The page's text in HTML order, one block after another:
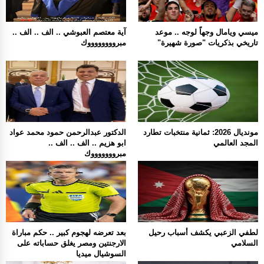
آية معتصم العبوشي .. الف .. الف ..
مبرووووووووك
ميسي ويامال وجهاً لوجه .. موعد
تاريخي بذكريات "صورة شهيرة"
الدكتور عبدالرحمن حمود محمد عواد
ابو هزيم .. الف .. الف ..
مبروووووووك
مونديال 2026: ثمانية منتخبات تطارد
المجد العالمي
بعد تعرضه لهجوم كبير .. حكم مباراة
الارجنتين ومصر يغلق حساباته على
السوشيال ميديا
لطفي الزعبي يكشف أسباب رحيل
السلامي